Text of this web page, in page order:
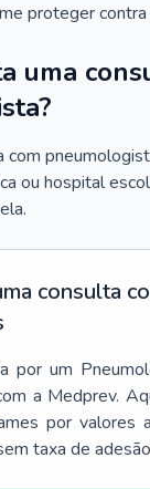
proteger
uma
com
ou hospital
consulta
por um
a Medprev.
por valores
taxa de